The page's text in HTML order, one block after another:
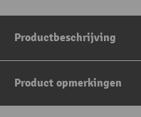
Productbeschrijving
Product opmerkingen